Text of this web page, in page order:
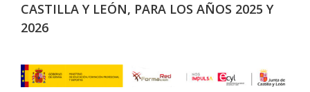
CASTILLA Y LEÓN, PARA LOS AÑOS 2025 Y
2026